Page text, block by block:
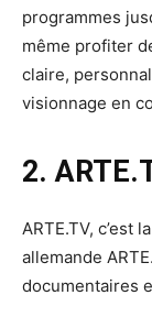
programmes
même profiter
claire,
visionnage en
2.
ARTE.TV, c’est
allemande
documentaires